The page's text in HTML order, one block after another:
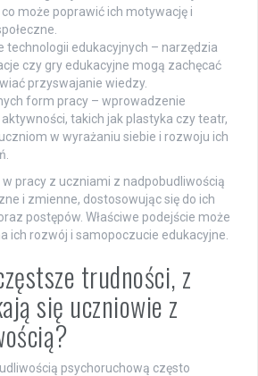
może poprawić ich motywację i
technologii edukacyjnych – narzędzia
czy gry edukacyjne mogą zachęcać
przyswajanie wiedzy.
form pracy – wprowadzenie
takich jak plastyka czy teatr,
w wyrażaniu siebie i rozwoju ich
pracy z uczniami z nadpobudliwością
i zmienne, dostosowując się do ich
postępów. Właściwe podejście może
ich rozwój i samopoczucie edukacyjne.
trudności, z
się uczniowie z
psychoruchową często